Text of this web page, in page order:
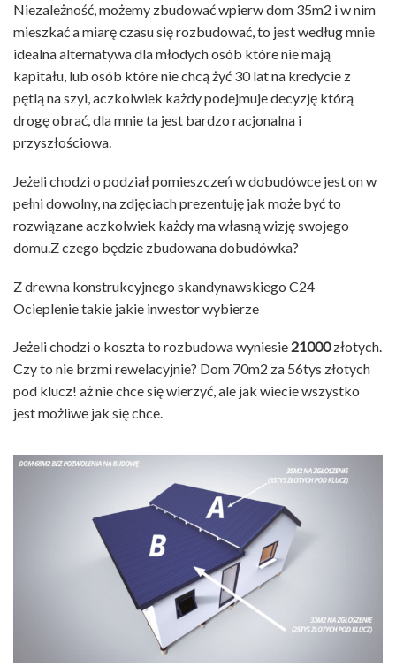
Niezależność, możemy zbudować wpierw dom 35m2 i w nim
mieszkać a miarę czasu się rozbudować, to jest według mnie
idealna alternatywa dla młodych osób które nie mają
kapitału, lub osób które nie chcą żyć 30 lat na kredycie z
pętlą na szyi, aczkolwiek każdy podejmuje decyzję którą
drogę obrać, dla mnie ta jest bardzo racjonalna i
przyszłościowa.
Jeżeli chodzi o podział pomieszczeń w dobudówce jest on w
pełni dowolny, na zdjęciach prezentuję jak może być to
rozwiązane aczkolwiek każdy ma własną wizję swojego
domu.Z czego będzie zbudowana dobudówka?
Z drewna konstrukcyjnego skandynawskiego C24
Ocieplenie takie jakie inwestor wybierze
Jeżeli chodzi o koszta to rozbudowa wyniesie 21000złotych.
Czy to nie brzmi rewelacyjnie? Dom 70m2 za 56tys złotych
pod klucz! aż nie chce się wierzyć, ale jak wiecie wszystko
jest możliwe jak się chce.